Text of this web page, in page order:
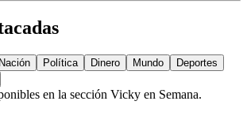
Nación Política Dinero Mundo
Deportes
en la sección Vicky en Semana.